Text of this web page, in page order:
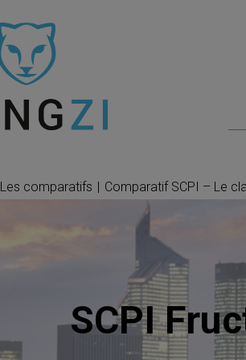
Les comparatifs | Comparatif SCPI – Le
SCPI